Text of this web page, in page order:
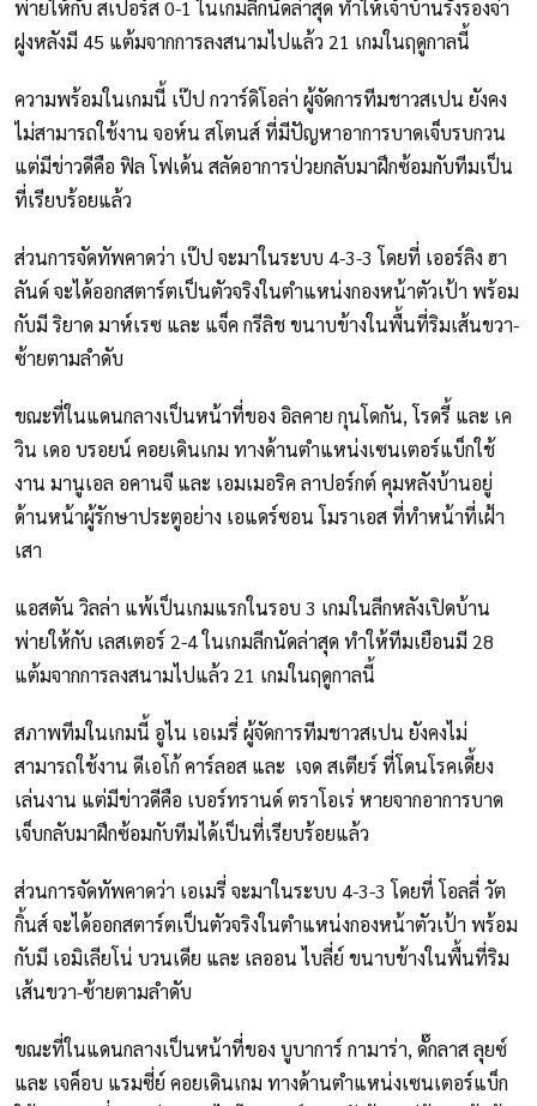
พ่ายให้กับ สเปอร์ส 0-1 ในเกมลีกนัดล่าสุด ทำให้เจ้าบ้านรั้งรองจ่า
ฝูงหลังมี 45 แต้มจากการลงสนามไปแล้ว 21 เกมในฤดูกาลนี้
ความพร้อมในเกมนี้ เป๊ป กวาร์ดิโอล่า ผู้จัดการทีมชาวสเปน ยังคง
ไม่สามารถใช้งาน จอห์น สโตนส์ ที่มีปัญหาอาการบาดเจ็บรบกวน
แต่มีข่าวดีคือ ฟิล โฟเด้น สลัดอาการป่วยกลับมาฝึกซ้อมกับทีมเป็น
ที่เรียบร้อยแล้ว
ส่วนการจัดทัพคาดว่า เป๊ป จะมาในระบบ 4-3-3 โดยที่ เออร์ลิง ฮา
ลันด์ จะได้ออกสตาร์ตเป็นตัวจริงในตำแหน่งกองหน้าตัวเป้า พร้อม
กับมี ริยาด มาห์เรซ และ แจ็ค กรีลิช ขนาบข้างในพื้นที่ริมเส้นขวา-
ซ้ายตามลำดับ
ขณะที่ในแดนกลางเป็นหน้าที่ของ อิลคาย กุนโดกัน, โรดรี้ และ เค
วิน เดอ บรอยน์ คอยเดินเกม ทางด้านตำแหน่งเซนเตอร์แบ็กใช้
งาน มานูเอล อคานจี และ เอมเมอริค ลาปอร์กต์ คุมหลังบ้านอยู่
ด้านหน้าผู้รักษาประตูอย่าง เอแดร์ซอน โมราเอส ที่ทำหน้าที่เฝ้า
เสา
แอสตัน วิลล่า แพ้เป็นเกมแรกในรอบ 3 เกมในลีกหลังเปิดบ้าน
พ่ายให้กับ เลสเตอร์ 2-4 ในเกมลีกนัดล่าสุด ทำให้ทีมเยือนมี 28
แต้มจากการลงสนามไปแล้ว 21 เกมในฤดูกาลนี้
สภาพทีมในเกมนี้ อูไน เอเมรี่ ผู้จัดการทีมชาวสเปน ยังคงไม่
สามารถใช้งาน ดีเอโก้ คาร์ลอส และ เจด สเตียร์ ที่โดนโรคเดี้ยง
เล่นงาน แต่มีข่าวดีคือ เบอร์ทรานด์ ตราโอเร่ หายจากอาการบาด
เจ็บกลับมาฝึกซ้อมกับทีมได้เป็นที่เรียบร้อยแล้ว
ส่วนการจัดทัพคาดว่า เอเมรี่ จะมาในระบบ 4-3-3 โดยที่ โอลลี่ วัต
กิ้นส์ จะได้ออกสตาร์ตเป็นตัวจริงในตำแหน่งกองหน้าตัวเป้า พร้อม
กับมี เอมิเลียโน่ บวนเดีย และ เลออน ไบลี่ย์ ขนาบข้างในพื้นที่ริม
เส้นขวา-ซ้ายตามลำดับ
ขณะที่ในแดนกลางเป็นหน้าที่ของ บูบาการ์ กามาร่า, ดั๊กลาส ลุยซ์
และ เจค็อบ แรมซี่ย์ คอยเดินเกม ทางด้านตำแหน่งเซนเตอร์แบ็ก